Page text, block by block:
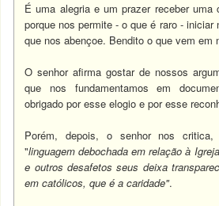
É uma alegria e um prazer receber uma
porque nos permite - o que é raro - iniciar
que nos abençoe. Bendito o que vem em
O senhor afirma gostar de nossos
que nos fundamentamos em
obrigado por esse elogio e por esse
Porém, depois, o senhor nos critica,
"linguagem debochada em relação à
e outros desafetos seus deixa
em católicos, que é a caridade".